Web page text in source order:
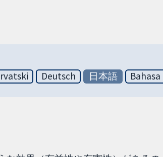
Deutsch 日本語